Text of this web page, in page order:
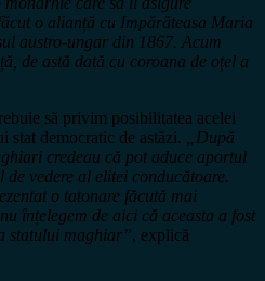
o alianță cu Impărăteasa Maria
austro-ungar din 1867. Acum
de astă dată cu coroana de oțel a
să privim posibilitatea acelei
stat democratic de astăzi.
„După
credeau că pot aduce aportul
vedere al elitei conducătoare.
o tatonare făcută mai
înțelegem de aici că aceasta a fost
statului maghiar”, explică